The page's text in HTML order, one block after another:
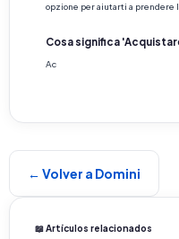
opzione per aiutarti a prendere
Cosa significa
Ac
← Volver a Domini
📖 Artículos relacionados